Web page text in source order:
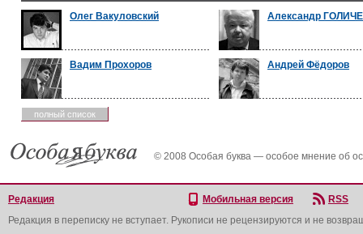
Олег Вакуловский Александр
Вадим Прохоров Андрей Фёдоров
полный список
© 2008 Особая буква — особое мнение об
Редакция Мобильная версия
RSS
Редакция в переписку не вступает. Рукописи не рецензируются и не